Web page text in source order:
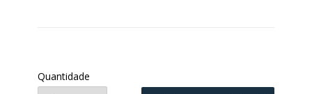
Quantidade